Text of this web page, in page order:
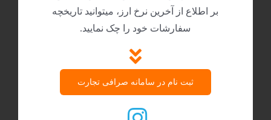
بر اطلاع از آخرین نرخ ارز، میتوانید تاریخچه
سفارشات خود را چک نمایید.
ثبت نام در سامانه صرافی تجارت